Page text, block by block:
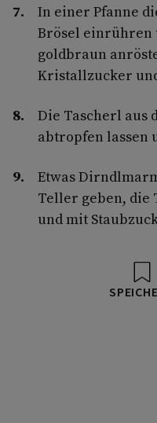
In einer Pfanne
Brösel einrühren
goldbraun
Kristallzucker
Die Tascherl aus
abtropfen lassen
Etwas
Teller geben, die
und mit